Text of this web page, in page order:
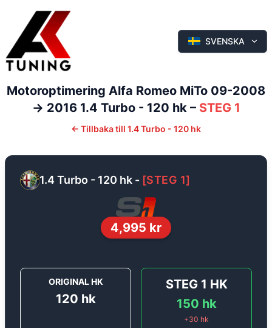
SVENSKA
Motoroptimering Alfa Romeo MiTo 09-2008
-> 2016 1.4 Turbo - 120 hk– STEG 1
← Tillbaka till 1.4 Turbo - 120 hk
1.4 Turbo - 120 hk - [STEG 1]
4,995 kr
ORIGINAL HK
120 hk
STEG 1 HK
150 hk
+30 hk